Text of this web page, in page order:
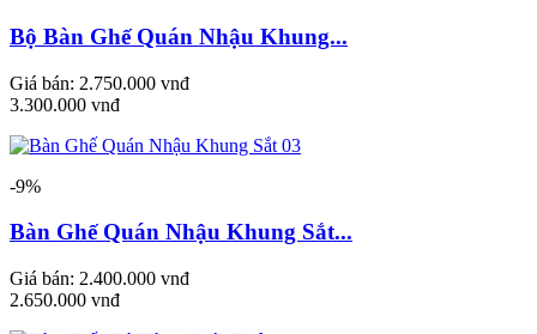
Bộ Bàn Ghế Quán Nhậu Khung...
Giá bán: 2.750.000 vnđ
3.300.000 vnđ
-9%
Bàn Ghế Quán Nhậu Khung Sắt...
Giá bán: 2.400.000 vnđ
2.650.000 vnđ